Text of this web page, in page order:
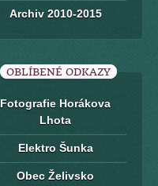
Archiv 2010-2015
OBLÍBENÉ ODKAZY
Fotografie Horákova
Lhota
Elektro Šunka
Obec Želivsko